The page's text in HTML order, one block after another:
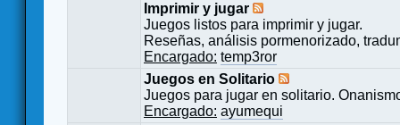
Imprimir y jugar
Juegos listos para imprimir y jugar.
Reseñas, análisis pormenorizado,
Encargado: temp3ror
Juegos en Solitario
Juegos para jugar en solitario.
Encargado: ayumequi